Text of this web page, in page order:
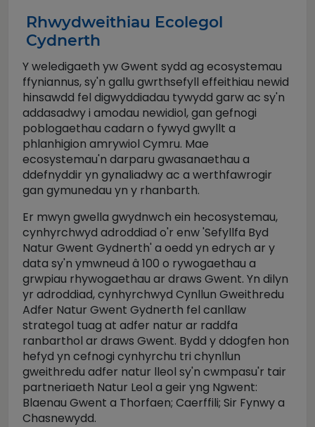
Rhwydweithiau Ecolegol
Cydnerth
Y weledigaeth yw Gwent sydd ag ecosystemau
ffyniannus, sy'n gallu gwrthsefyll effeithiau newid
hinsawdd fel digwyddiadau tywydd garw ac sy'n
addasadwy i amodau newidiol, gan gefnogi
poblogaethau cadarn o fywyd gwyllt a
phlanhigion amrywiol Cymru. Mae
ecosystemau'n darparu gwasanaethau a
ddefnyddir yn gynaliadwy ac a werthfawrogir
gan gymunedau yn y rhanbarth.
Er mwyn gwella gwydnwch ein hecosystemau,
cynhyrchwyd adroddiad o'r enw 'Sefyllfa Byd
Natur Gwent Gydnerth' a oedd yn edrych ar y
data sy'n ymwneud â 100 o rywogaethau a
grwpiau rhywogaethau ar draws Gwent. Yn dilyn
yr adroddiad, cynhyrchwyd Cynllun Gweithredu
Adfer Natur Gwent Gydnerth fel canllaw
strategol tuag at adfer natur ar raddfa
ranbarthol ar draws Gwent. Bydd y ddogfen hon
hefyd yn cefnogi cynhyrchu tri chynllun
gweithredu adfer natur lleol sy'n cwmpasu'r tair
partneriaeth Natur Leol a geir yng Ngwent:
Blaenau Gwent a Thorfaen; Caerffili; Sir Fynwy a
Chasnewydd.